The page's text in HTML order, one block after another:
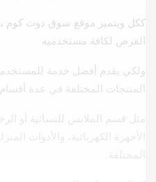
ككل ويتميز موقع سوق دوت كوم
الفرص لكافة مستخدميه
ولكي يقدم أفضل خدمة
المنتجات المختلفة في عدة أقسام.
مثل قسم الملابس للنسائية أو